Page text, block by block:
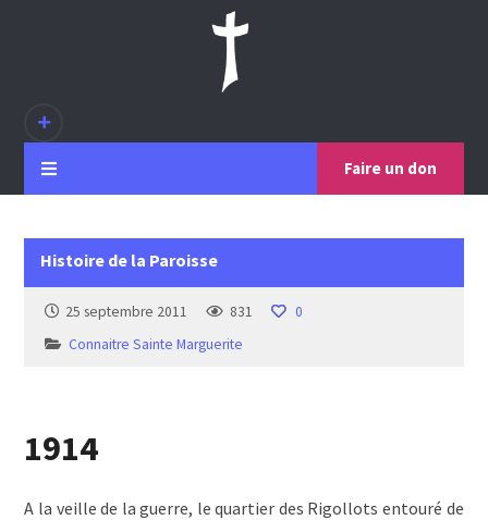
Faire un don
Histoire de la Paroisse
25 septembre 2011 831
0
Connaitre Sainte Marguerite
1914
A la veille de la guerre, le quartier des Rigollots entouré de